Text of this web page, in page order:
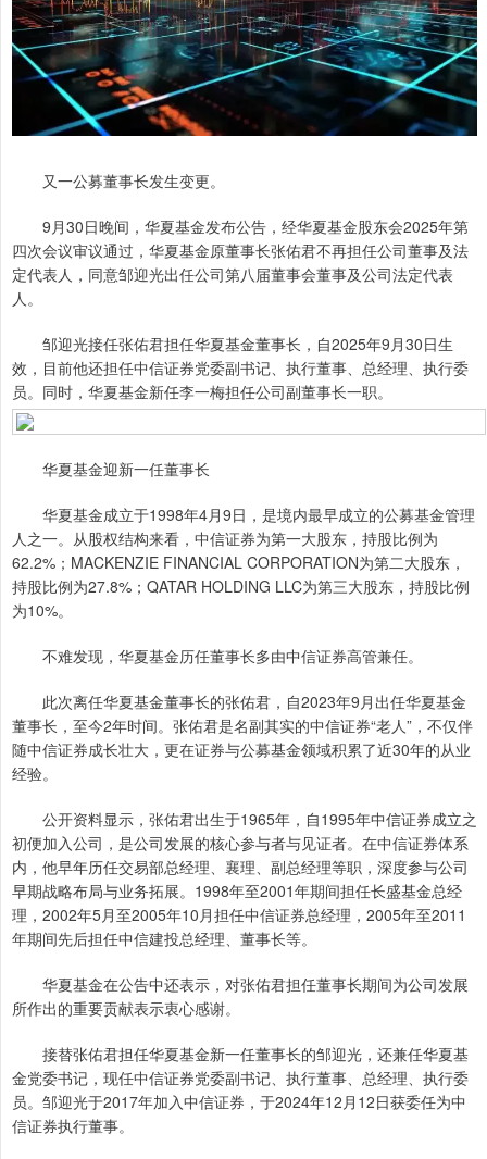
又一公募董事长发生变更。
9月30日晚间，华夏基金发布公告，经华夏基金股东会2025年第
四次会议审议通过，华夏基金原董事长张佑君不再担任公司董事及法
定代表人，同意邹迎光出任公司第八届董事会董事及公司法定代表
人。
邹迎光接任张佑君担任华夏基金董事长，自2025年9月30日生
效，目前他还担任中信证券党委副书记、执行董事、总经理、执行委
员。同时，华夏基金新任李一梅担任公司副董事长一职。
华夏基金迎新一任董事长
华夏基金成立于1998年4月9日，是境内最早成立的公募基金管理
人之一。从股权结构来看，中信证券为第一大股东，持股比例为
62.2%；MACKENZIE FINANCIAL CORPORATION为第二大股东，
持股比例为27.8%；QATAR HOLDING LLC为第三大股东，持股比例
为10%。
不难发现，华夏基金历任董事长多由中信证券高管兼任。
此次离任华夏基金董事长的张佑君，自2023年9月出任华夏基金
董事长，至今2年时间。张佑君是名副其实的中信证券“老人”，不仅伴
随中信证券成长壮大，更在证券与公募基金领域积累了近30年的从业
经验。
公开资料显示，张佑君出生于1965年，自1995年中信证券成立之
初便加入公司，是公司发展的核心参与者与见证者。在中信证券体系
内，他早年历任交易部总经理、襄理、副总经理等职，深度参与公司
早期战略布局与业务拓展。1998年至2001年期间担任长盛基金总经
理，2002年5月至2005年10月担任中信证券总经理，2005年至2011
年期间先后担任中信建投总经理、董事长等。
华夏基金在公告中还表示，对张佑君担任董事长期间为公司发展
所作出的重要贡献表示衷心感谢。
接替张佑君担任华夏基金新一任董事长的邹迎光，还兼任华夏基
金党委书记，现任中信证券党委副书记、执行董事、总经理、执行委
员。邹迎光于2017年加入中信证券，于2024年12月12日获委任为中
信证券执行董事。